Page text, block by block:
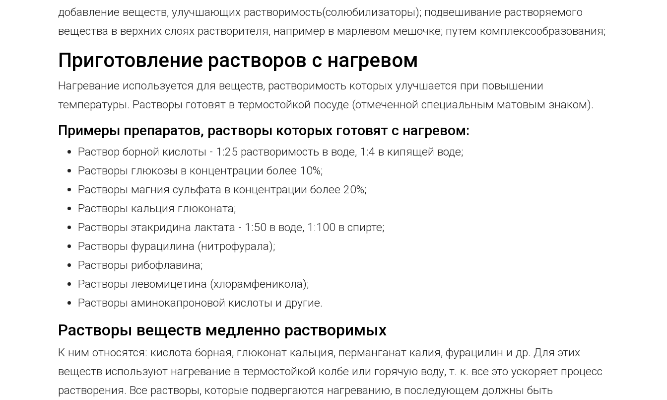
добавление веществ, улучшающих растворимость(солюбилизаторы); подвешивание растворяемого
вещества в верхних слоях растворителя, например в марлевом мешочке; путем комплексообразования;
Приготовление растворов с нагревом
Нагревание используется для веществ, растворимость которых улучшается при повышении
температуры. Растворы готовят в термостойкой посуде (отмеченной специальным матовым знаком).
Примеры препаратов, растворы которых готовят с нагревом:
Раствор борной кислоты - 1:25 растворимость в воде, 1:4 в кипящей воде;
Растворы глюкозы в концентрации более 10%;
Растворы магния сульфата в концентрации более 20%;
Растворы кальция глюконата;
Растворы этакридина лактата - 1:50 в воде, 1:100 в спирте;
Растворы фурацилина (нитрофурала);
Растворы рибофлавина;
Растворы левомицетина (хлорамфеникола);
Растворы аминокапроновой кислоты и другие.
Растворы веществ медленно растворимых
К ним относятся: кислота борная, глюконат кальция, перманганат калия, фурацилин и др. Для этих
веществ используют нагревание в термостойкой колбе или горячую воду, т. к. все это ускоряет процесс
растворения. Все растворы, которые подвергаются нагреванию, в последующем должны быть